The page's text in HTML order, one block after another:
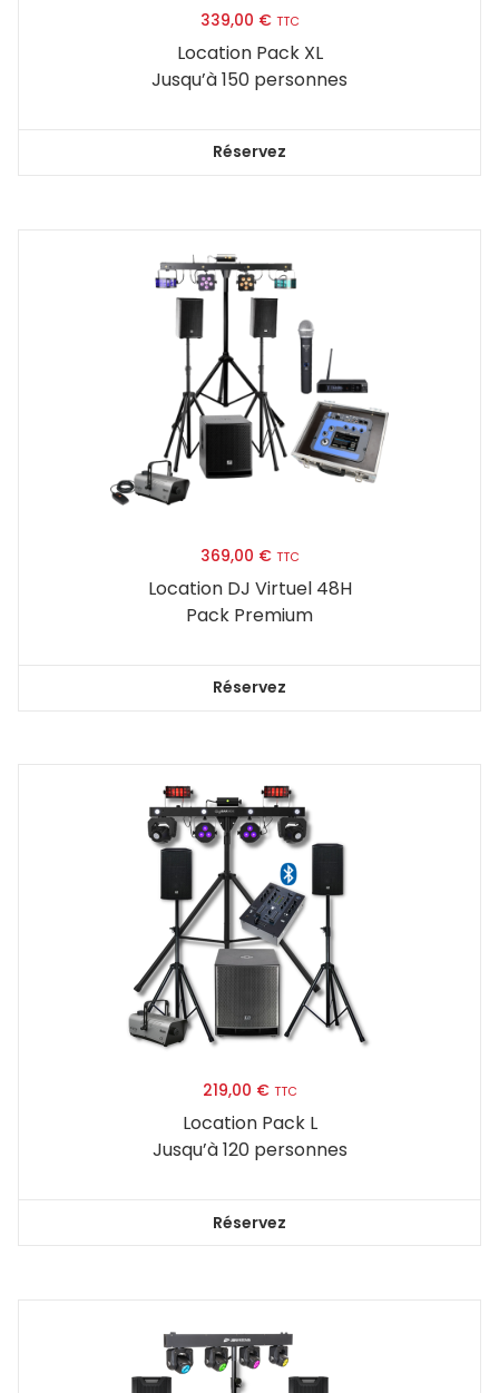
339,00 € TTC
Location Pack XL
Jusqu’à 150 personnes
Réservez
369,00 € TTC
Location DJ Virtuel 48H
Pack Premium
Réservez
219,00 € TTC
Location Pack L
Jusqu’à 120 personnes
Réservez